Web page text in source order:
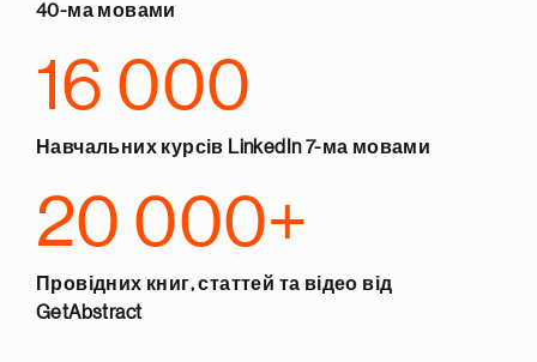
40-ма мовами
16 000
Навчальних курсів LinkedIn 7-ма мовами
20 000+
Провідних книг, статтей та відео від
GetAbstract